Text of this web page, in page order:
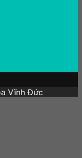
Vĩnh Đức